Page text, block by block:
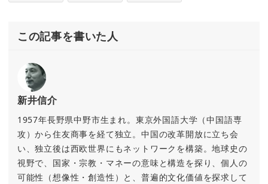
この記事を書いた人
新井信介
1957年長野県中野市生まれ。東京外国語大学（中国語専
攻）から住友商事を経て独立。中国の改革開放に立ち会
い、独立後は西欧世界にもネットワークを構築。地球史の
視野で、国家・宗教・マネーの意味と構造を探り、個人の
可能性（想像性・創造性）と、普遍的文化価値を探求して